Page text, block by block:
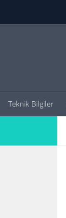
Teknik Bilgiler